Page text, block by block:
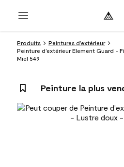
Produits
Peintures d’extérieur
Peinture d’extérieur Element Guard -
Miel 549
Peinture la plus